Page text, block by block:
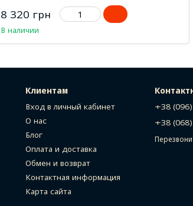
8 320 грн
В наличии
Клиентам
Вход в личный кабинет
О нас
Блог
Оплата и доставка
Обмен и возврат
Контактная информация
Карта сайта
+38
+38